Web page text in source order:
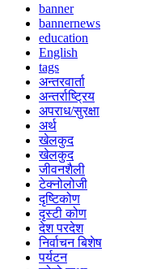
banner
bannernews
education
English
tags
अन्तरवार्ता
अन्तर्राष्ट्रिय
अपराध/सुरक्षा
अर्थ
खेलकुद
खेलकुद
जीवनशैली
टेक्नोलोजी
दृष्टिकोण
दृस्टी कोण
देश परदेश
निर्वाचन बिशेष
पर्यटन